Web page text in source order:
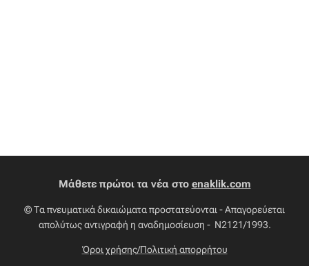
Μάθετε πρώτοι τα νέα στο enaklik.com
© Τα πνευματικά δικαιώματα προστατεύονται - Απαγορεύεται
απολύτως αντιγραφή η αναδημοσίευση - Ν2121/1993.
Όροι χρήσης/Πολιτική απορρήτου